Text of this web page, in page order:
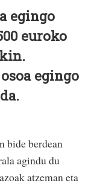
egingo
euroko
egingo
bide berdean
agindu du
atzeman eta